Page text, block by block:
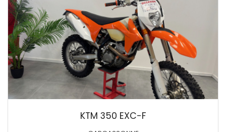
KTM 350 EXC-F